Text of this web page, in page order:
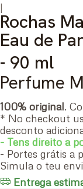
|
Rochas
Eau de
- 90 ml
Perfume
100% original.
* No checkout
desconto
- Tens direito a
- Portes grátis a
Simula o teu
Entrega